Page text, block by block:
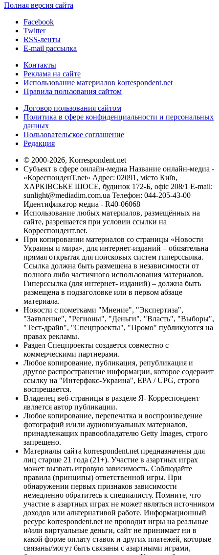
Полная версия сайта
Facebook
Twitter
RSS-ленты
E-mail рассылка
Контакты
Реклама на сайте
Использование материалов korrespondent.net
Правила пользования сайтом
Договор пользования сайтом
Политика в сфере конфиденциальности и персональных
данных
Пользовательское соглашение
Редакция
© 2000-2026, Korrespondent.net
Субъект в сфере онлайн-медиа Название онлайн-медиа -
«КореспонденТ.net» Адрес: 02091, місто Київ,
ХАРКІВСЬКЕ ШОСЕ, будинок 172-Б, офіс 208/1 E-mail:
sunlight@mediadim.com.ua Телефон: 044-205-43-00
Идентификатор медиа - R40-06068
Использование любых материалов, размещённых на
сайте, разрешается при условии ссылки на
Корреспондент.net.
При копировании материалов со страницы «Новости
Украины и мира», для интернет-изданий – обязательна
прямая открытая для поисковых систем гиперссылка.
Ссылка должна быть размещена в независимости от
полного либо частичного использования материалов.
Гиперссылка (для интернет- изданий) – должна быть
размещена в подзаголовке или в первом абзаце
материала.
Новости с пометками "Мнение", "Экспертиза",
"Заявление", "Регионы", "Деньги", "Власть", "Выборы",
"Тест-драйв", "Спецпроекты", "Промо" публикуются на
правах рекламы.
Раздел Спецпроекты создается совместно с
коммерческими партнерами.
Любое копирование, публикация, републикация и
другое распространение информации, которое содержит
ссылку на "Интерфакс-Украина", EPA / UPG, строго
воспрещается.
Владелец веб-страницы в разделе Я- Корреспондент
является автор публикации.
Любое копирование, перепечатка и воспроизведение
фотографий и/или аудиовизуальных материалов,
принадлежащих правообладателю Getty Images, строго
запрещено.
Материалы сайта korrespondent.net предназначены для
лиц старше 21 года (21+). Участие в азартных играх
может вызвать игровую зависимость. Соблюдайте
правила (принципы) ответственной игры. При
обнаружении первых признаков зависимости
немедленно обратитесь к специалисту. Помните, что
участие в азартных играх не может являться источником
доходов или альтернативой работе. Информационный
ресурс korrespondent.net не проводит игры на реальные
и/или виртуальные деньги, сайт не принимает ни в
какой форме оплату ставок и других платежей, которые
связаны/могут быть связаны с азартными играми,